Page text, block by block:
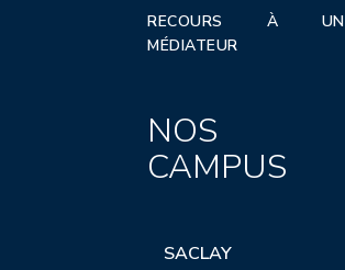
RECOURS À UN
MÉDIATEUR
NOS
CAMPUS
SACLAY